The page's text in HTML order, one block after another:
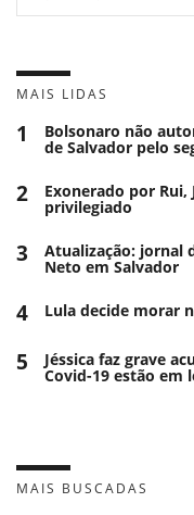
MAIS LIDAS
1 Bolsonaro não
de Salvador pelo
2 Exonerado por Rui,
privilegiado
3 Atualização: jornal
Neto em Salvador
4 Lula decide morar
5 Jéssica faz grave
Covid-19 estão em
MAIS BUSCADAS